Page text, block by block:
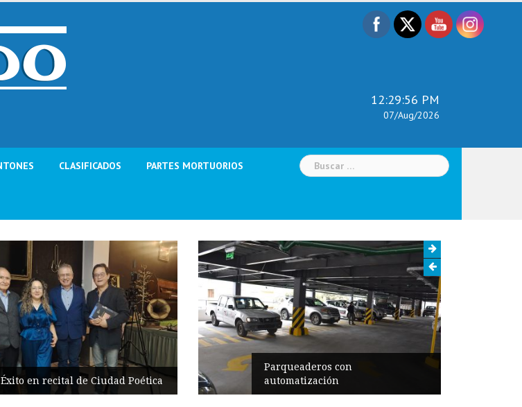
12:29:58 PM
07/Aug/2026
CLASIFICADOS PARTES MORTUORIOS Buscar:
Parqueaderos con
automatización
Agendan actividades